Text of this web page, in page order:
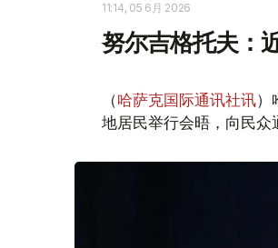
11:14, 05 6月 2026
努尔吉格托夫：
（哈萨克国际通讯社讯）
地居民举行会晤，向民众